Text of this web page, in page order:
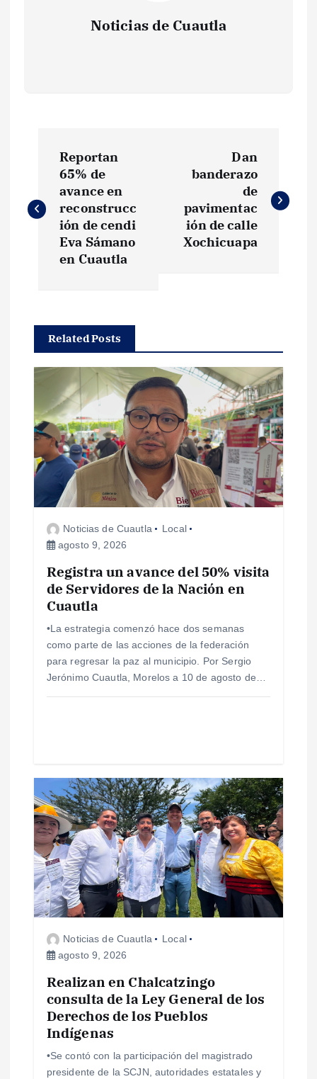
Noticias de Cuautla
v
a
c
ó
n
d
a
s
Reportan
65% de
avance en
reconstrucc
ión de cendi
Eva Sámano
en Cuautla
Dan
banderazo
de
pavimentac
ión de calle
Xochicuapa
Related Posts
Noticias de Cuautla
Local
agosto 9, 2026
Registra un avance del 50% visita
de Servidores de la Nación en
Cuautla
•La estrategia comenzó hace dos semanas
como parte de las acciones de la federación
para regresar la paz al municipio. Por Sergio
Jerónimo Cuautla, Morelos a 10 de agosto de…
Noticias de Cuautla
Local
agosto 9, 2026
Realizan en Chalcatzingo
consulta de la Ley General de los
Derechos de los Pueblos
Indígenas
•Se contó con la participación del magistrado
presidente de la SCJN, autoridades estatales y